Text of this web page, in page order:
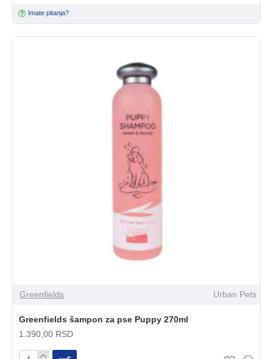
Imate pitanja?
Greenfields Urban Pets
Greenfields šampon za pse Puppy 270ml
1.390,00 RSD